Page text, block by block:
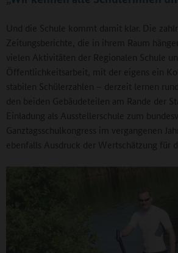
Und die Schule kommt damit klar. Die
Zeitungsberichte, die in ihrem Raum
vielen Aktivitäten der Regionalen Schule
Öffentlichkeitsarbeit, mit der eigens ein
stabilen Schülerzahlen – derzeit lernen
den beiden Gebäudeteilen am Rande der
Einladung als Ausstellerschule zum
Ganztagsschulkongress im vergangenen
ebenfalls Ausdruck der Wertschätzung für